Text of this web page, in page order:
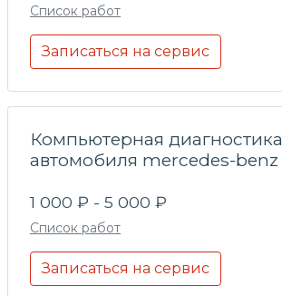
Список работ
Записаться на сервис
Компьютерная диагностика
автомобиля mercedes-benz
1 000 ₽ - 5 000 ₽
Список работ
Записаться на сервис